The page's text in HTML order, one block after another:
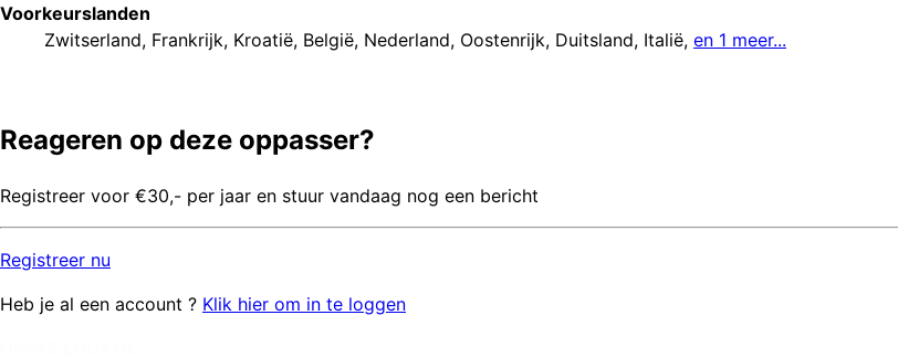
Voorkeurslanden
Zwitserland, Frankrijk, Kroatië, België, Nederland, Oostenrijk, Duitsland, Italië, en 1 meer...
Reageren op deze oppasser?
Registreer voor €30,- per jaar en stuur vandaag nog een bericht
Registreer nu
Heb je al een account ? Klik hier om in te loggen